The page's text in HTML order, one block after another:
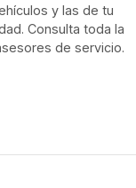
y las de tu
Consulta toda la
de servicio.